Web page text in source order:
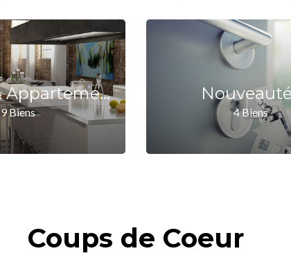
Studios & Appartements
9 Biens 4 Biens
Coups de Coeur